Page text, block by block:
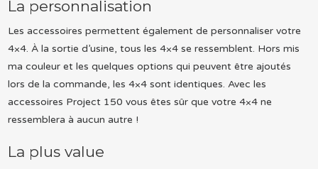
La personnalisation
Les accessoires permettent également de personnaliser votre
4×4. À la sortie d’usine, tous les 4×4 se ressemblent. Hors mis
ma couleur et les quelques options qui peuvent être ajoutés
lors de la commande, les 4×4 sont identiques. Avec les
accessoires Project 150 vous êtes sûr que votre 4×4 ne
ressemblera à aucun autre !
La plus value